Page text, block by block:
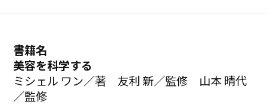
書籍名
美容を科学する
ミシェル ワン／著 友利 新／監修 山本 晴代
／監修